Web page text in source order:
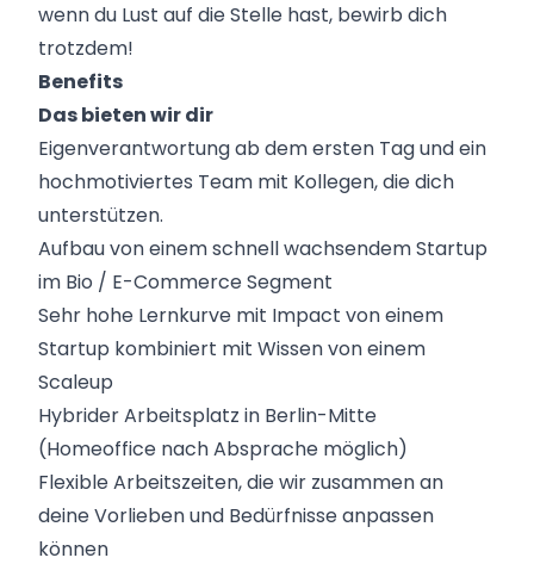
wenn du Lust auf die Stelle hast, bewirb dich
trotzdem!
Benefits
Das bieten wir dir
Eigenverantwortung ab dem ersten Tag und ein
hochmotiviertes Team mit Kollegen, die dich
unterstützen.
Aufbau von einem schnell wachsendem Startup
im Bio / E-Commerce Segment
Sehr hohe Lernkurve mit Impact von einem
Startup kombiniert mit Wissen von einem
Scaleup
Hybrider Arbeitsplatz in Berlin-Mitte
(Homeoffice nach Absprache möglich)
Flexible Arbeitszeiten, die wir zusammen an
deine Vorlieben und Bedürfnisse anpassen
können